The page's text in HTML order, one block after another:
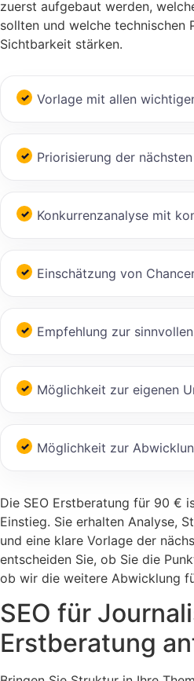
zuerst aufgebaut werden,
sollten und welche technischen
Sichtbarkeit stärken.
Vorlage mit allen
Priorisierung der
Konkurrenzanalyse mit
Einschätzung von
Empfehlung zur
Möglichkeit zur eigenen
Möglichkeit zur
Die SEO Erstberatung für 90 €
Einstieg. Sie erhalten Analyse,
und eine klare Vorlage der
entscheiden Sie, ob Sie die
ob wir die weitere Abwicklung
SEO für
Erstberatung